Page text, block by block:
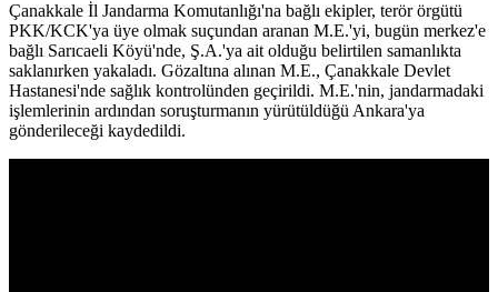
Çanakkale İl Jandarma Komutanlığı'na bağlı ekipler, terör örgütü
PKK/KCK'ya üye olmak suçundan aranan M.E.'yi, bugün merkez'e
bağlı Sarıcaeli Köyü'nde, Ş.A.'ya ait olduğu belirtilen samanlıkta
saklanırken yakaladı. Gözaltına alınan M.E., Çanakkale Devlet
Hastanesi'nde sağlık kontrolünden geçirildi. M.E.'nin, jandarmadaki
işlemlerinin ardından soruşturmanın yürütüldüğü Ankara'ya
gönderileceği kaydedildi.